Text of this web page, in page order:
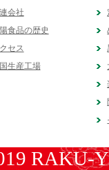
会社
食品の歴史
セス
生産工場
RAKU-